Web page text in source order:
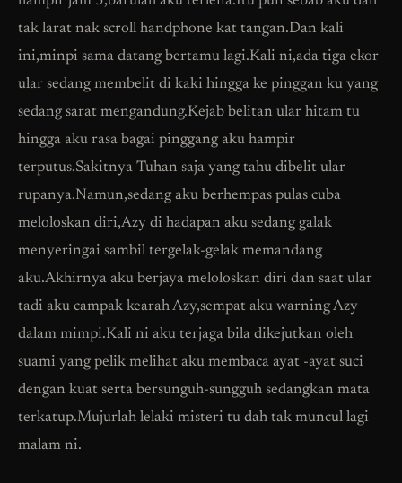
tak larat nak scroll handphone kat tangan.Dan kali
ini,minpi sama datang bertamu lagi.Kali ni,ada tiga ekor
ular sedang membelit di kaki hingga ke pinggan ku yang
sedang sarat mengandung.Kejab belitan ular hitam tu
hingga aku rasa bagai pinggang aku hampir
terputus.Sakitnya Tuhan saja yang tahu dibelit ular
rupanya.Namun,sedang aku berhempas pulas cuba
meloloskan diri,Azy di hadapan aku sedang galak
menyeringai sambil tergelak-gelak memandang
aku.Akhirnya aku berjaya meloloskan diri dan saat ular
tadi aku campak kearah Azy,sempat aku warning Azy
dalam mimpi.Kali ni aku terjaga bila dikejutkan oleh
suami yang pelik melihat aku membaca ayat -ayat suci
dengan kuat serta bersunguh-sungguh sedangkan mata
terkatup.Mujurlah lelaki misteri tu dah tak muncul lagi
malam ni.